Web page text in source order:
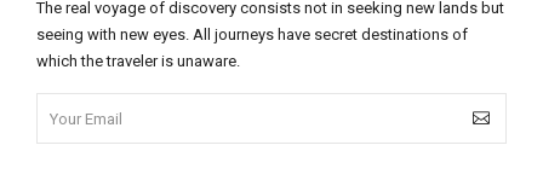
The real voyage of discovery consists not in seeking new lands but
seeing with new eyes. All journeys have secret destinations of
which the traveler is unaware.